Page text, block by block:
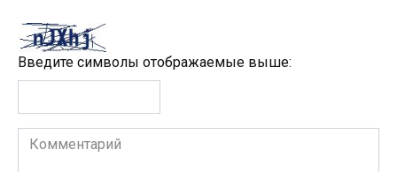
Введите символы отображаемые выше:
Комментарий